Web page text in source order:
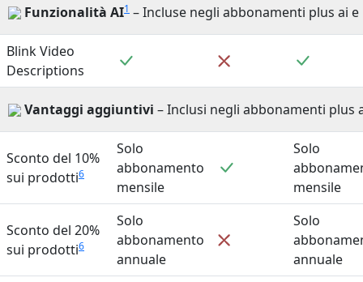
Funzionalità AI1 – Incluse negli abbonamenti plus ai e
Blink Video
Descriptions
Non incluso
Vantaggi aggiuntivi – Inclusi negli abbonamenti plus
Sconto del 10%
sui prodotti6
Solo
abbonamento
mensile
Solo
mensile
Sconto del 20%
sui prodotti6
Solo
abbonamento
annuale
Non incluso
Solo
annuale